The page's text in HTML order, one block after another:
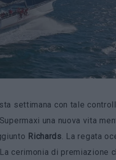
settimana con tale
una nuova vita
Richards. La regata
cerimonia di premiazione